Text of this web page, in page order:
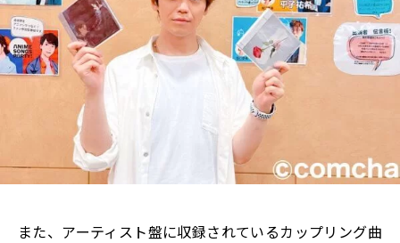
また、アーティスト盤に収録されているカップリング曲